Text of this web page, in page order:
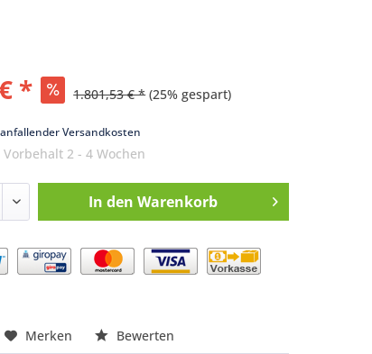
* 1.801,53 € * (25% gespart)
Versandkosten
2 - 4 Wochen
In den Warenkorb
Merken Bewerten